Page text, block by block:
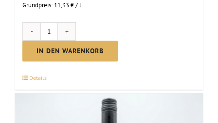
Grundpreis: 11,33 €/ l
Riesling
Spätlese
|
IN DEN WARENKORB
Details